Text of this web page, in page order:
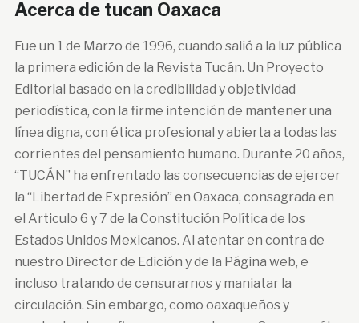
Acerca de tucan Oaxaca
Fue un 1 de Marzo de 1996, cuando salió a la luz pública
la primera edición de la Revista Tucán. Un Proyecto
Editorial basado en la credibilidad y objetividad
periodística, con la firme intención de mantener una
línea digna, con ética profesional y abierta a todas las
corrientes del pensamiento humano. Durante 20 años,
“TUCÁN” ha enfrentado las consecuencias de ejercer
la “Libertad de Expresión” en Oaxaca, consagrada en
el Articulo 6 y 7 de la Constitución Política de los
Estados Unidos Mexicanos. Al atentar en contra de
nuestro Director de Edición y de la Página web, e
incluso tratando de censurarnos y maniatar la
circulación. Sin embargo, como oaxaqueños y